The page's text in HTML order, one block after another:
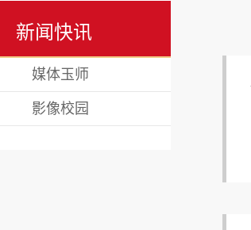
新闻快讯
媒体玉师
影像校园